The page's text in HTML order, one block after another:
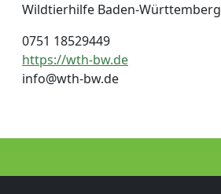
Wildtierhilfe Baden-Württemberg
0751 18529449
https://wth-bw.de
info@wth-bw.de